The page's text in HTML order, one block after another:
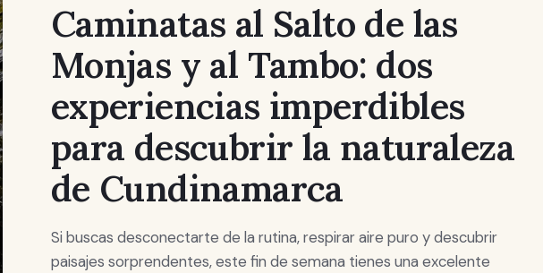
Caminatas al Salto de las
Monjas y al Tambo: dos
experiencias imperdibles
para descubrir la naturaleza
de Cundinamarca
Si buscas desconectarte de la rutina, respirar aire puro y descubrir
paisajes sorprendentes, este fin de semana tienes una excelente